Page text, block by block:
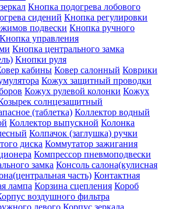
Кнопка подогрева лобового
сидений Кнопка регулировки
подвески Кнопка ручного
Кнопка управления
Кнопка центрального замка
Кнопки руля
кабины Ковер салонный Коврики
Кожух защитный проводки
Кожух рулевой колонки Кожух
солнцезащитный
(таблетка) Коллектор водный
Коллектор выпускной Колонка
Колпачок (заглушка) ручки
диска Коммутатор зажигания
Компрессор пневмоподвески
замка Консоль салона(кулисная
часть) Контактная
лампа Корзина сцепления Короб
воздушного фильтра
левого Корпус зеркала